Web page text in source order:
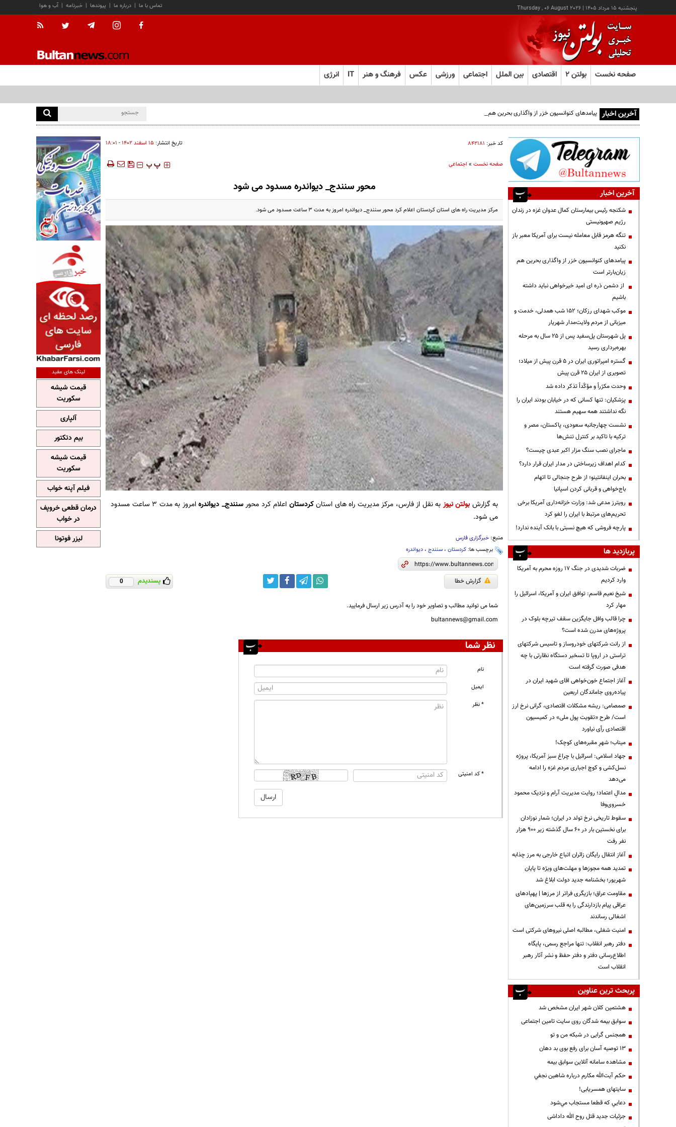
پنجشنبه ۱۵ مرداد ۱۴۰۵ |
Thursday , 06 August 2026 آب و هوا | خبرنامه | پیوندها | درباره ما | تماس با ما
صفحه نخست بولتن ۲ اقتصادی بین الملل اجتماعی ورزشی عکس فرهنگ و هنر IT انرژی
آخرین اخبار پیامدهای کنوانسیون خزر از واگذاری بحرین هم زیان‌بارتر است
کد خبر: ۸۴۲۱۸۱ تاریخ انتشار: ۱۵ اسفند ۱۴۰۲ - ۱۸:۰۱
صفحه نخست» اجتماعی ‍‍‍ پ پ
محور سنندج_ دیواندره مسدود می شود
مرکز مدیریت راه های استان کردستان اعلام کرد محور سنندج_ دیواندره امروز به مدت ۳ ساعت مسدود می شود.
به گزارش بولتن نیوز به نقل از فارس، مرکز مدیریت راه های استانکردستان اعلام کرد محورسنندج_ دیواندره
امروز به مدت ۳ ساعت مسدود
می شود.
منبع: خبرگزاری فارس
برچسب ها: کردستان، سنندج، دیواندره
گزارش خطا پسندیدم 0
شما می توانید مطالب و تصاویر خود را به آدرس زیر ارسال فرمایید.
bultannews@gmail.com
نظر شما
نام
ایمیل
* نظر
* کد امنیتی
آخرین اخبار
شکنجه رئیس بیمارستان کمال عدوان غزه در زندان
رژیم صهیونیستی
تنگه هرمز قابل معامله نیست برای آمریکا معبر باز
نکنید
پیامدهای کنوانسیون خزر از واگذاری بحرین هم
زیان‌بارتر است
از دشمن ذره ای امید خیرخواهی نباید داشته
باشیم
موکب شهدای رزکان؛ ۱۵۲ شب همدلی، خدمت و
میزبانی از مردم ولایت‌مدار شهریار
پل شهرستان پل‌سفید پس از ۲۵ سال به مرحله
بهره‌برداری رسید
گستره امپراتوری ایران در ۵ قرن پیش از میلاد؛
تصویری از ایران ۲۵ قرن پیش
وحدت مکرّراً و مؤکّداً تذکر داده شد
پزشکیان: تنها کسانی که در خیابان بودند ایران را
نگه نداشتند همه سهیم هستند
نشست چهارجانبه سعودی، پاکستان، مصر و
ترکیه با تاکید بر کنترل تنش‌ها
ماجرای نصب سنگ مزار اکبر عبدی چیست؟
کدام اهداف زیرساختی در مدار ایران قرار دارد؟
بحران اینفانتینو؛ از طرح جنجالی تا اتهام
باج‌خواهی و قربانی کردن اسپانیا
رویترز مدعی شد: وزارت خزانه‌داری آمریکا برخی
تحریم‌های مرتبط با ایران را لغو کرد
پارچه فروشی که هیچ نسبتی با بانک آینده ندارد!
پربازدید ها
ضربات شدیدی در جنگ ۱۷ روزه محرم به آمریکا
وارد کردیم
شیخ نعیم قاسم: توافق ایران و آمریکا، اسرائیل را
مهار کرد
چرا قالب وافل جایگزین سقف تیرچه بلوک در
پروژه‌های مدرن شده است؟
از رانت‌ شرکتهای خودروساز و تاسیس شرکتهای
تراستی در اروپا تا تسخیر دستگاه نظارتی با چه
هدفی صورت گرفته است
آغاز اجتماع خون‌خواهی اقای شهید ایران در
پیاده‌روی جاماندگان اربعین
صمصامی: ریشه مشکلات اقتصادی، گرانی نرخ ارز
است/ طرح «تقویت پول ملی» در کمیسیون
اقتصادی رأی نیاورد
میناب؛ شهرِ مقبره‌های کوچک!
جهاد اسلامی: اسرائیل با چراغ سبز آمریکا، پروژه
نسل‌کشی و کوچ اجباری مردم غزه را ادامه
می‌دهد
مدالِ اعتماد؛ روایت مدیریت آرام و نزدیک محمود
خسروی‌وفا
سقوط تاریخی نرخ تولد در ایران؛ شمار نوزادان
برای نخستین بار در ۶۰ سال گذشته زیر ۹۰۰ هزار
نفر رفت
آغاز انتقال رایگان زائران اتباع خارجی به مرز چذابه
تمدید همه مجوزها و مهلت‌های ویژه تا پایان
شهریور؛ بخشنامه جدید دولت ابلاغ شد
مقاومت عراق؛ بازیگری فراتر از مرزها | پهپادهای
عراقی پیام بازدارندگی را به قلب سرزمین‌های
اشغالی رساندند
‌امنیت شغلی، مطالبه اصلی نیروهای شرکتی است
دفتر رهبر انقلاب: تنها مراجع رسمی، پایگاه
اطلاع‌رسانی دفتر و دفتر حفظ و نشر آثار رهبر
انقلاب است
پربحث ترین عناوین
هشتمین کلان شهر ایران مشخص شد
سوابق بیمه شدگان روی سایت تامین اجتماعی
همجنس گرایی در شبکه من و تو
13 توصیه آسان برای رفع بوی بد دهان
مشاهده سامانه آنلاين سوابق بیمه
حكم آيت‌الله مكارم درباره شاهين نجفي
سایتهای همسریابی!
دعايي كه قطعا مستجاب مي‌شود
جزئیات جدید قتل روح الله داداشی
لینک های مفید
قیمت شیشه
سکوریت
آلپاری
بیم دتکتور
قیمت شیشه
سکوریت
فیلم آپنه خواب
درمان قطعی خروپف
در خواب
لیزر فوتونا